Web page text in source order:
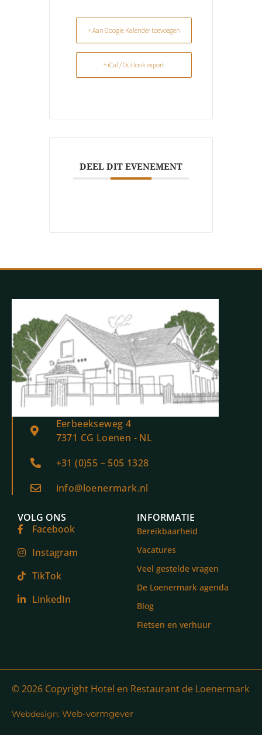
+ Aan Google Kalender toevoegen
+ iCal / Outlook export
DEEL DIT EVENEMENT
Eerbeekseweg 4
7371 CG Loenen - NL
+31 (0)55 – 505 1328
info@loenermark.nl
VOLG ONS
Facebook
Instagram
TikTok
LinkedIn
INFORMATIE
Bereikbaarheid
Vacatures
Veel gestelde vragen
De Loenermark agenda
Blog
Fietsen en verhuur
© 2026 Copyright Hotel en Restaurant de Loenermark
Webdesign: Web-vormgever